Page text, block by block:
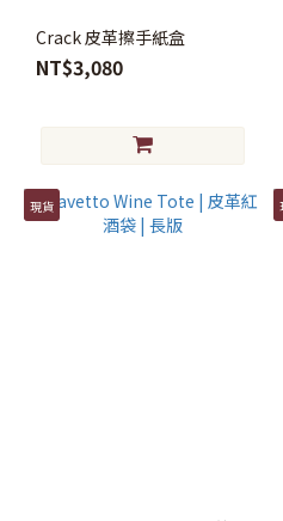
Crack 皮革擦手紙盒
NT$3,080
現貨